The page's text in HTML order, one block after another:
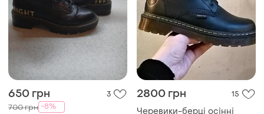
650 грн 3
700 грн -8%
2800 грн 15
Черевики-берці осінні